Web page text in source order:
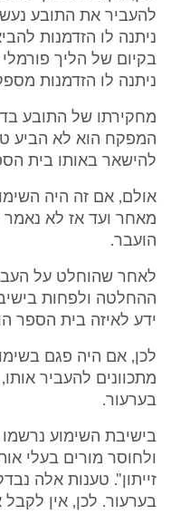
להעביר את התובע
ניתנה לו הזדמנות
בקיום של הליך פורמלי
ניתנה לו הזדמנות
מחקירתו של התובע
המפקח הוא לא הביע
להישאר באותו בית
אולם, אם זה היה
מאחר ועד אז לא נאמר
הועבר.
לאחר שהוחלט על
ידע לאיזה בית הספר
לכן, אם היה פגם
מתכוונים להעביר
בערעור.
בישיבת השימוע
ולחוסר מורים בעלי
זייתון". טענות אלה
בערעור. לכן, אין